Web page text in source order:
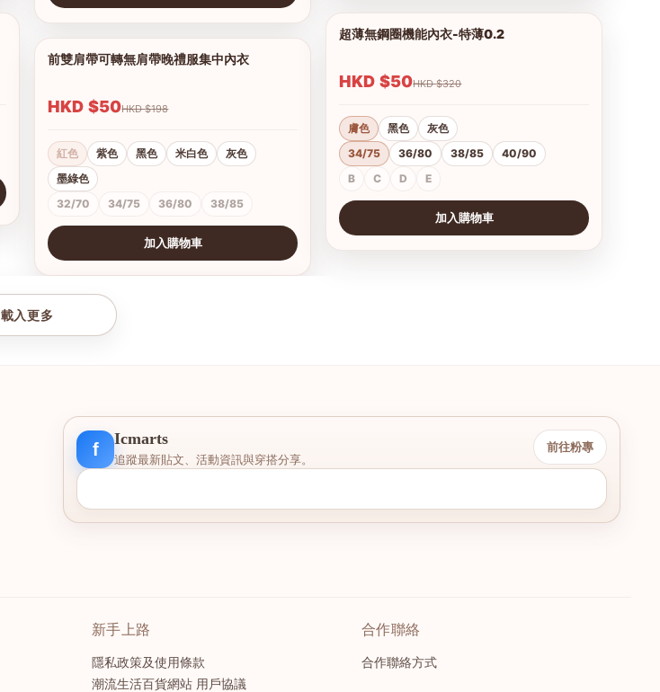
前雙肩帶可轉無肩帶晚禮服集中內衣
HKD $50 HKD $198
紅色 紫色 黑色 米白色
灰色
墨綠色
32/70
34/75 36/80 38/85
加入購物車
超薄無鋼圈機能內衣-特薄0.2
HKD $50 HKD $320
膚色 黑色
灰色
34/75
36/80 38/85
40/90
B
C D E
加入購物車
載入更多
f
Icmarts
追蹤最新貼文、活動資訊與穿搭分享。
前往粉專
新手上路
隱私政策及使用條款
潮流生活百貨網站 用戶協議
合作聯絡
合作聯絡方式